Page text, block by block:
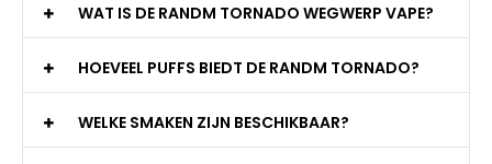
WAT IS DE RANDM TORNADO WEGWERP VAPE?
HOEVEEL PUFFS BIEDT DE RANDM TORNADO?
WELKE SMAKEN ZIJN BESCHIKBAAR?